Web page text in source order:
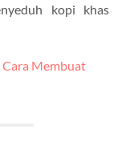
kopi khas
Membuat